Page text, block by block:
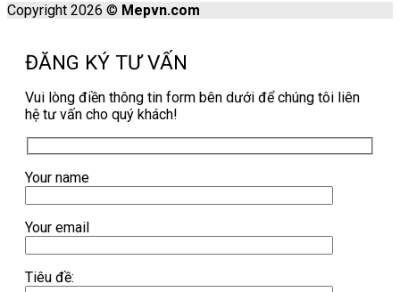
Copyright 2026 © Mepvn.com
ĐĂNG KÝ TƯ VẤN
Vui lòng điền thông tin form bên dưới để chúng tôi liên
hệ tư vấn cho quý khách!
Your name
Your email
Tiêu đề: